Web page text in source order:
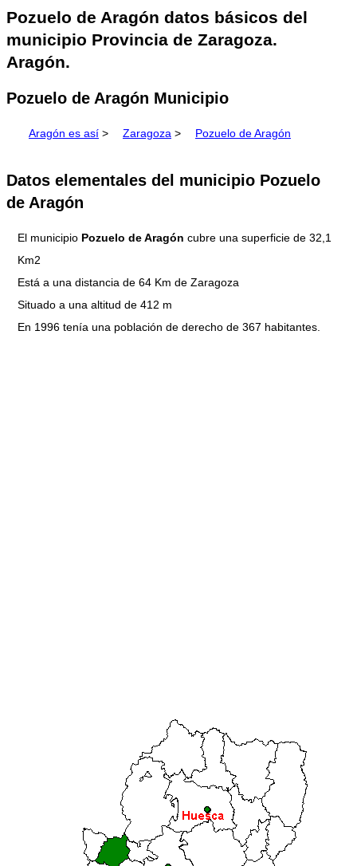
Pozuelo de Aragón datos básicos del
municipio Provincia de Zaragoza.
Aragón.
Pozuelo de Aragón Municipio
Aragón es así > Zaragoza > Pozuelo de Aragón
Datos elementales del municipio Pozuelo
de Aragón
El municipio Pozuelo de Aragón cubre una superficie de 32,1
Km2
Está a una distancia de 64 Km de Zaragoza
Situado a una altitud de 412 m
En 1996 tenía una población de derecho de 367 habitantes.